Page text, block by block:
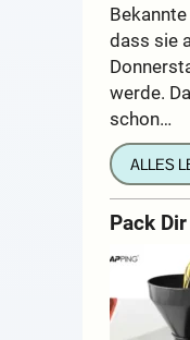
dass sie
werde.
schon…
ALLES
Pack